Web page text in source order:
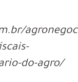
do-agro/